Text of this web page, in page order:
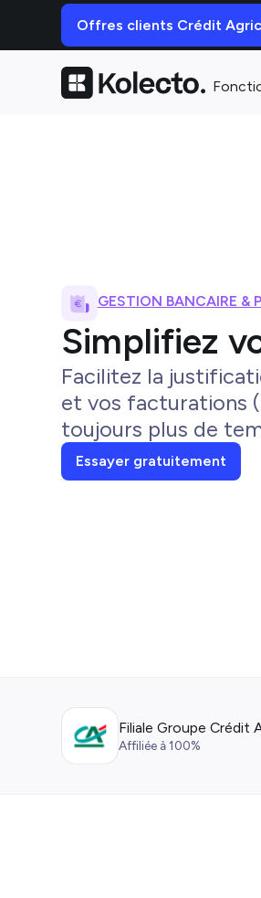
Offres clients Crédit
GESTION BANCAIRE &
Simplifiez
Facilitez la
et vos facturations
toujours plus de
Essayer gratuitement
Filiale Groupe Crédit
Affiliée à 100%